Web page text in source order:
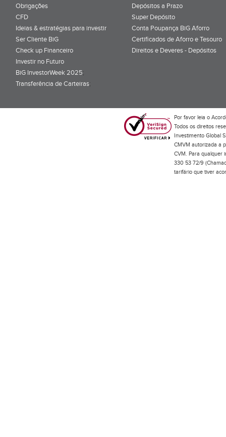
Obrigações
CFD
Ideias & estratégias para investir
Ser Cliente BiG
Check up Financeiro
Investir no Futuro
BiG InvestorWeek 2025;
Transferência de Carteiras;
Depósitos a Prazo
Super Depósito
Conta Poupança BiG Aforro
Certificados de Aforro e Tesouro
Direitos e Deveres - Depósitos
Por favor leia o
Todos os direitos
Investimento Global
CMVM autorizada a
CVM. Para qualquer
330 53 72/9
tarifário que tiver